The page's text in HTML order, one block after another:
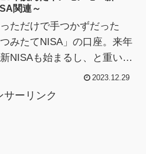
・・・と、うっ...
関連～
ただけで手つかずだった
つみたてNISA」の口座。来年
NISAも始まるし、と重い腰
あげて関連の本を読んだり
を見たりして旧NISA
2023.12.29
サーリンク